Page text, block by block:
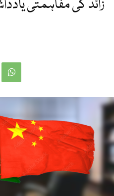
زائد کی مفاہمتی